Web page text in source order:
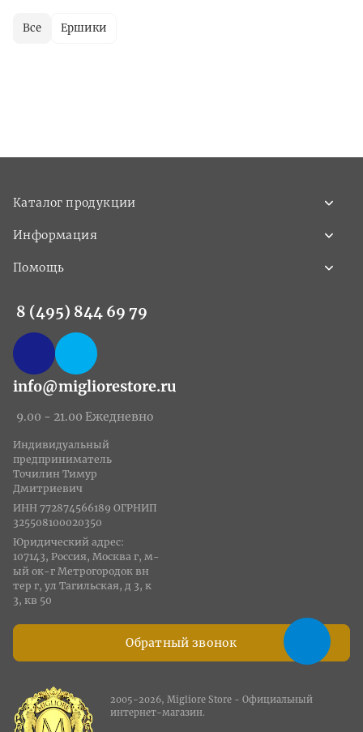
Все Ершики
Каталог продукции
Информация
Помощь
8 (495) 844 69 79
info@migliorestore.ru
9.00 - 21.00 Ежедневно
Обратный звонок
Индивидуальный
предприниматель
Точилин Тимур
Дмитриевич
ИНН 772874566189 ОГРНИП
325508100020350
Юридический адрес:
107143, Россия, Москва г, м-
ый ок-г Метрогородок вн
тер г, ул Тагильская, д 3, к
3, кв 50
2005-2026, Migliore Store - Официальный
интернет-магазин.